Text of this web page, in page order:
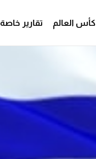
كأس العالم تقارير خاصة